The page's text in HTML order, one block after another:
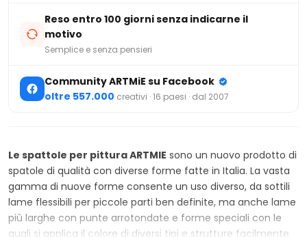
Reso entro 100 giorni senza indicarne il
motivo
Semplice e senza pensieri
Community ARTMiE su Facebook
oltre 557.000 creativi · 16 paesi · dal 2007
Le spattole per pittura ARTMIE sono un nuovo prodotto di
spatole di qualità con diverse forme fatte in Italia. La vasta
gamma di nuove forme consente un uso diverso, da sottili
lame flessibili per piccole parti ben definite, ma anche lame
più larghe con punte arrotondate e forme speciali con le
quali si applica il colore di diversi tipi e strutture facilmente.